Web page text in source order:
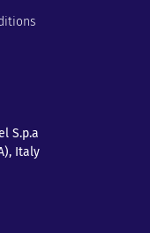
S.p.a
Italy